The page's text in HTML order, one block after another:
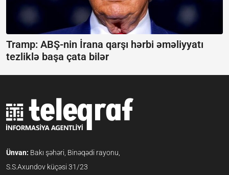
Tramp: ABŞ-nin İrana qarşı hərbi əməliyyatı
tezliklə başa çata bilər
Ünvan: Bakı şəhəri, Binəqədi rayonu,
S.S.Axundov küçəsi 31/23